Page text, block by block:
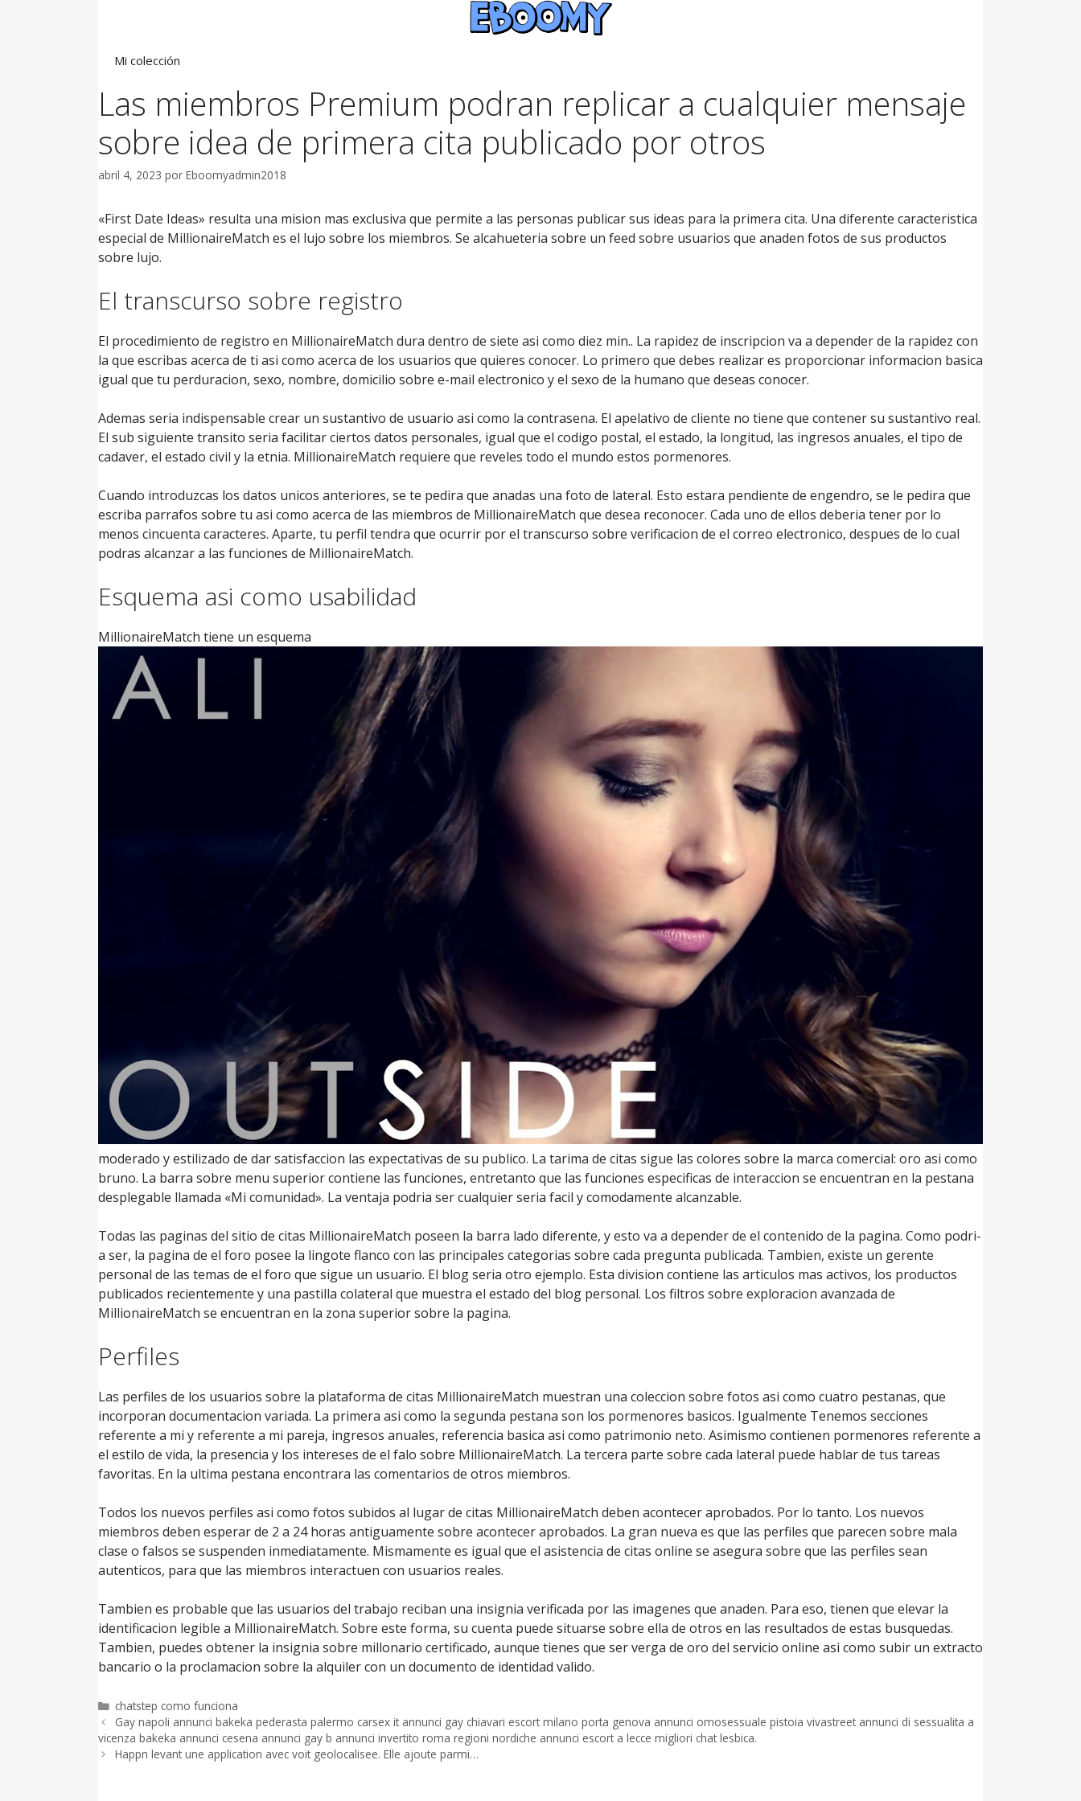
Mi colección
Las miembros Premium podran replicar a cualquier mensaje
sobre idea de primera cita publicado por otros
abril 4, 2023 por Eboomyadmin2018
«First Date Ideas» resulta una mision mas exclusiva que permite a las personas publicar sus ideas para la primera cita. Una diferente caracteristica
especial de MillionaireMatch es el lujo sobre los miembros. Se alcahueteria sobre un feed sobre usuarios que anaden fotos de sus productos
sobre lujo.
El transcurso sobre registro
El procedimiento de registro en MillionaireMatch dura dentro de siete asi­ como diez min.. La rapidez de inscripcion va a depender de la rapidez con
la que escribas acerca de ti asi­ como acerca de los usuarios que quieres conocer. Lo primero que debes realizar es proporcionar informacion basica
igual que tu perduracion, sexo, nombre, domicilio sobre e-mail electronico y el sexo de la humano que deseas conocer.
Ademas seri­a indispensable crear un sustantivo de usuario asi­ como la contrasena. El apelativo de cliente no tiene que contener su sustantivo real.
El sub siguiente transito seri­a facilitar ciertos datos personales, igual que el codigo postal, el estado, la longitud, las ingresos anuales, el tipo de
cadaver, el estado civil y la etnia. MillionaireMatch requiere que reveles todo el mundo estos pormenores.
Cuando introduzcas los datos unicos anteriores, se te pedira que anadas una foto de lateral. Esto estara pendiente de engendro, se le pedira que
escriba parrafos sobre tu asi­ como acerca de las miembros de MillionaireMatch que desea reconocer. Cada uno de ellos deberia tener por lo
menos cincuenta caracteres. Aparte, tu perfil tendra que ocurrir por el transcurso sobre verificacion de el correo electronico, despues de lo cual
podras alcanzar a las funciones de MillionaireMatch.
Esquema asi­ como usabilidad
MillionaireMatch tiene un esquema
moderado y estilizado de dar satisfaccion las expectativas de su publico. La tarima de citas sigue las colores sobre la marca comercial: oro asi­ como
bruno. La barra sobre menu superior contiene las funciones, entretanto que las funciones especificas de interaccion se encuentran en la pestana
desplegable llamada «Mi comunidad». La ventaja podri­a ser cualquier seri­a facil y comodamente alcanzable.
Todas las paginas del sitio de citas MillionaireMatch poseen la barra lado diferente, y esto va a depender de el contenido de la pagina. Como podri­
a ser, la pagina de el foro posee la lingote flanco con las principales categorias sobre cada pregunta publicada. Tambien, existe un gerente
personal de las temas de el foro que sigue un usuario. El blog seri­a otro ejemplo. Esta division contiene las articulos mas activos, los productos
publicados recientemente y una pastilla colateral que muestra el estado del blog personal. Los filtros sobre exploracion avanzada de
MillionaireMatch se encuentran en la zona superior sobre la pagina.
Perfiles
Las perfiles de los usuarios sobre la plataforma de citas MillionaireMatch muestran una coleccion sobre fotos asi­ como cuatro pestanas, que
incorporan documentacion variada. La primera asi­ como la segunda pestana son los pormenores basicos. Igualmente Tenemos secciones
referente a mi y referente a mi pareja, ingresos anuales, referencia basica asi­ como patrimonio neto. Asimismo contienen pormenores referente a
el estilo de vida, la presencia y los intereses de el falo sobre MillionaireMatch. La tercera parte sobre cada lateral puede hablar de tus tareas
favoritas. En la ultima pestana encontrara las comentarios de otros miembros.
Todos los nuevos perfiles asi­ como fotos subidos al lugar de citas MillionaireMatch deben acontecer aprobados. Por lo tanto. Los nuevos
miembros deben esperar de 2 a 24 horas antiguamente sobre acontecer aprobados. La gran nueva es que las perfiles que parecen sobre mala
clase o falsos se suspenden inmediatamente. Mismamente es igual que el asistencia de citas online se asegura sobre que las perfiles sean
autenticos, para que las miembros interactuen con usuarios reales.
Tambien es probable que las usuarios del trabajo reciban una insignia verificada por las imagenes que anaden. Para eso, tienen que elevar la
identificacion legible a MillionaireMatch. Sobre este forma, su cuenta puede situarse sobre ella de otros en las resultados de estas busquedas.
Tambien, puedes obtener la insignia sobre millonario certificado, aunque tienes que ser verga de oro del servicio online asi­ como subir un extracto
bancario o la proclamacion sobre la alquiler con un documento de identidad valido.
Categorías
chatstep como funciona
Gay napoli annunci bakeka pederasta palermo carsex it annunci gay chiavari escort milano porta genova annunci omosessuale pistoia vivastreet annunci di sessualita a
vicenza bakeka annunci cesena annunci gay b annunci invertito roma regioni nordiche annunci escort a lecce migliori chat lesbica.
Happn levant une application avec voit geolocalisee. Elle ajoute parmi…